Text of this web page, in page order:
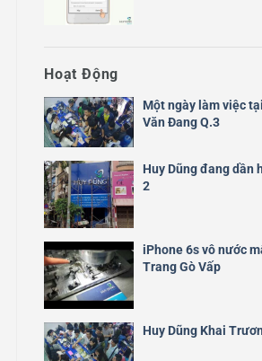
Hoạt Động
Một ngày làm việc
Văn Đang Q.3
Huy Dũng đang dần
2
iPhone 6s vô nước
Trang Gò Vấp
Huy Dũng Khai